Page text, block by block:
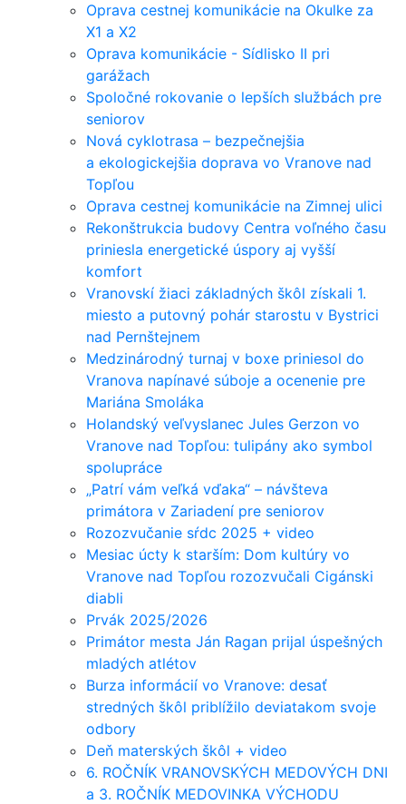
Oprava cestnej komunikácie na Okulke za
X1 a X2
Oprava komunikácie - Sídlisko II pri
garážach
Spoločné rokovanie o lepších službách pre
seniorov
Nová cyklotrasa – bezpečnejšia
a ekologickejšia doprava vo Vranove nad
Topľou
Oprava cestnej komunikácie na Zimnej ulici
Rekonštrukcia budovy Centra voľného času
priniesla energetické úspory aj vyšší
komfort
Vranovskí žiaci základných škôl získali 1.
miesto a putovný pohár starostu v Bystrici
nad Pernštejnem
Medzinárodný turnaj v boxe priniesol do
Vranova napínavé súboje a ocenenie pre
Mariána Smoláka
Holandský veľvyslanec Jules Gerzon vo
Vranove nad Topľou: tulipány ako symbol
spolupráce
„Patrí vám veľká vďaka“ – návšteva
primátora v Zariadení pre seniorov
Rozozvučanie sŕdc 2025 + video
Mesiac úcty k starším: Dom kultúry vo
Vranove nad Topľou rozozvučali Cigánski
diabli
Prvák 2025/2026
Primátor mesta Ján Ragan prijal úspešných
mladých atlétov
Burza informácií vo Vranove: desať
stredných škôl priblížilo deviatakom svoje
odbory
Deň materských škôl + video
6. ROČNÍK VRANOVSKÝCH MEDOVÝCH DNI
a 3. ROČNÍK MEDOVINKA VÝCHODU